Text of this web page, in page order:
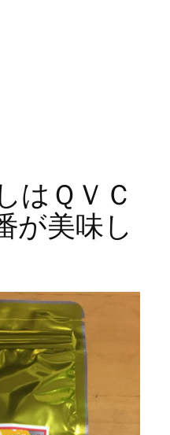
はＱＶＣ
が美味し